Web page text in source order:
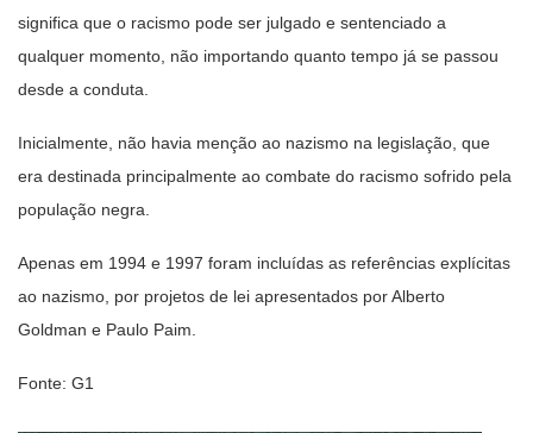
significa que o racismo pode ser julgado e sentenciado a
qualquer momento, não importando quanto tempo já se passou
desde a conduta.
Inicialmente, não havia menção ao nazismo na legislação, que
era destinada principalmente ao combate do racismo sofrido pela
população negra.
Apenas em 1994 e 1997 foram incluídas as referências explícitas
ao nazismo, por projetos de lei apresentados por Alberto
Goldman e Paulo Paim.
Fonte: G1